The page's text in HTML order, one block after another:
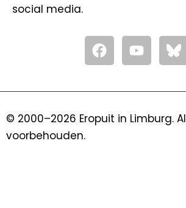
social media.
F
a
c
o
Y
o
u
b
© 2000–2026 Eropuit in Limburg.
voorbehouden.